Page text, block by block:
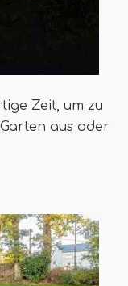
Zeit, um zu
aus oder